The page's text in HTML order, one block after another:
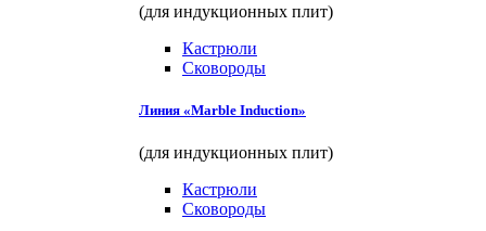
(для индукционных плит)
Кастрюли
Сковороды
Линия «Marble Induction»
(для индукционных плит)
Кастрюли
Сковороды